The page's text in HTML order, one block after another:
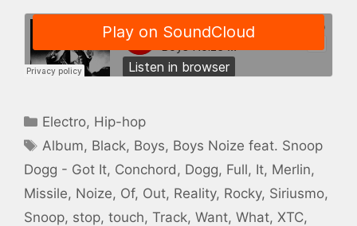
Catégories
Electro, Hip-hop
Étiquettes
Album, Black, Boys, Boys Noize feat. Snoop
Dogg - Got It, Conchord, Dogg, Full, It, Merlin,
Missile, Noize, Of, Out, Reality, Rocky, Siriusmo,
Snoop, stop, touch, Track, Want, What, XTC,